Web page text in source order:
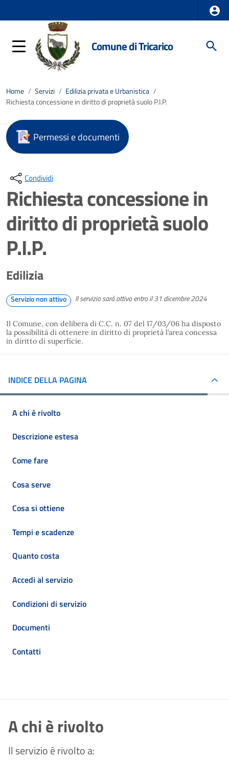
Comune di Tricarico
Home / Servizi / Edilizia privata e Urbanistica /
Richiesta concessione in diritto di proprietà suolo P.I.P.
Permessi e documenti
Condividi
Richiesta concessione in
diritto di proprietà suolo
P.I.P.
Edilizia
Servizio non attivo Il servizio sarà attivo entro il 31 dicembre 2024
Il Comune, con delibera di C.C. n. 07 del 17/03/06 ha disposto
la possibilità di ottenere in diritto di proprietà l’area concessa
in diritto di superficie.
INDICE DELLA PAGINA
A chi è rivolto
Descrizione estesa
Come fare
Cosa serve
Cosa si ottiene
Tempi e scadenze
Quanto costa
Accedi al servizio
Condizioni di servizio
Documenti
Contatti
A chi è rivolto
Il servizio è rivolto a: